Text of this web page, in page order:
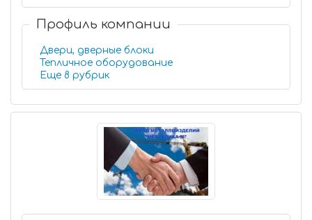
Профиль компании
Двери, дверные блоки
Тепличное оборудование
Еще 8 рубрик